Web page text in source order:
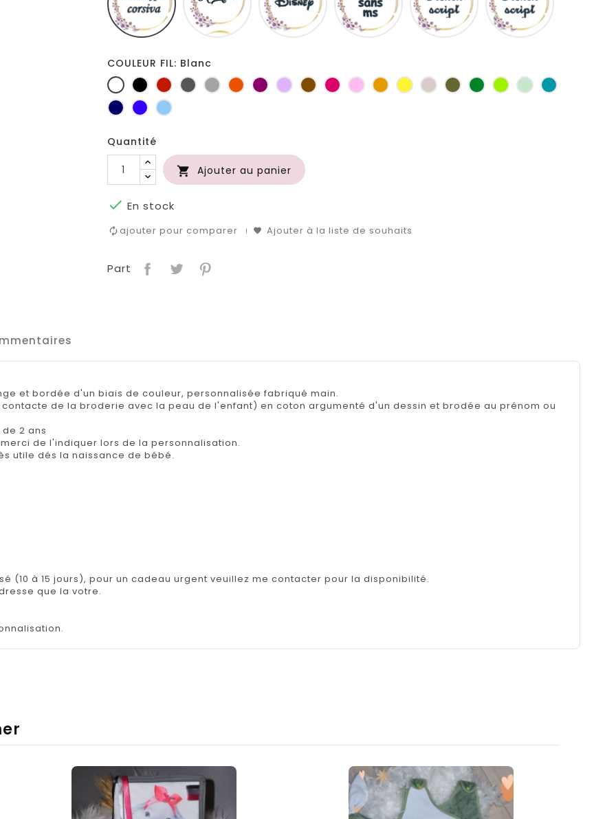
COULEUR FIL: Blanc
BlancNoir RougeGris
foncé
Gris
clair
Orange
PruneLilasMarronFuchsia
RoseJaune
d'or
jauneFicelleKaki Vert
bouteille
Anis Vert
d'eau
Turquoise
MarineBleu
roi
Bleu
Quantité
 Ajouter au panier
 En stock
ajouter pour comparer Ajouter à la liste de souhaits
Part
et bordée d'un biais de couleur, personnalisée fabriqué main.
de la broderie avec la peau de l'enfant) en coton argumenté d'un dessin et brodée au prénom ou
2 ans
de l'indiquer lors de la personnalisation.
utile dés la naissance de bébé.
(10 à 15 jours), pour un cadeau urgent veuillez me contacter pour la disponibilité.
que la votre.